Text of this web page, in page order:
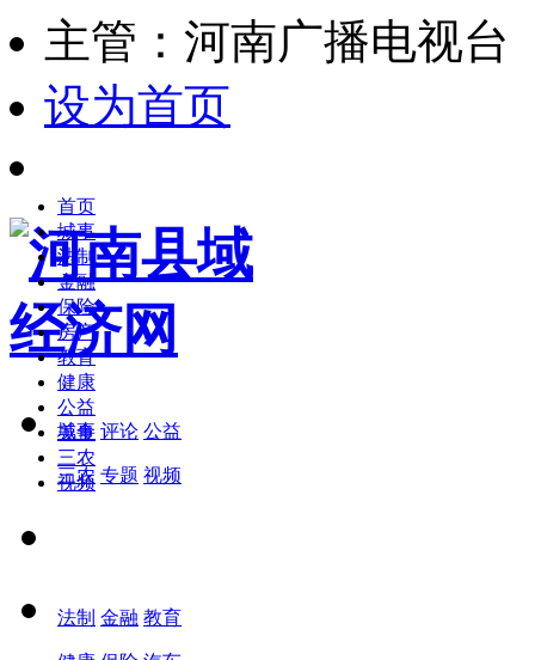
主管：河南广播电视
设为首页
城事 评论 公益
三农 专题 视频
法制 金融 教育
首页
城事
法制
金融
保险
房产
教育
健康
公益
美食
三农
视频